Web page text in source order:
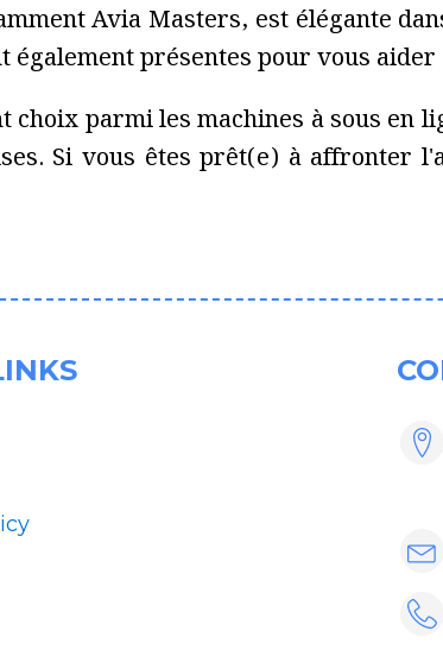
Avia Masters, est élégante
présentes pour vous aider
parmi les machines à sous en
Si vous êtes prêt(e) à affronter